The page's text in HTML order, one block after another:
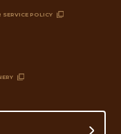
SERVICE POLICY